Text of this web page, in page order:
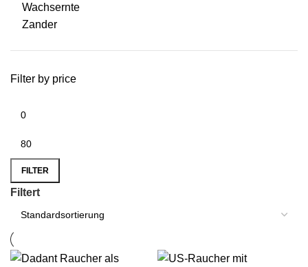
Wachsernte
Zander
Filter by price
FILTER
Filtert